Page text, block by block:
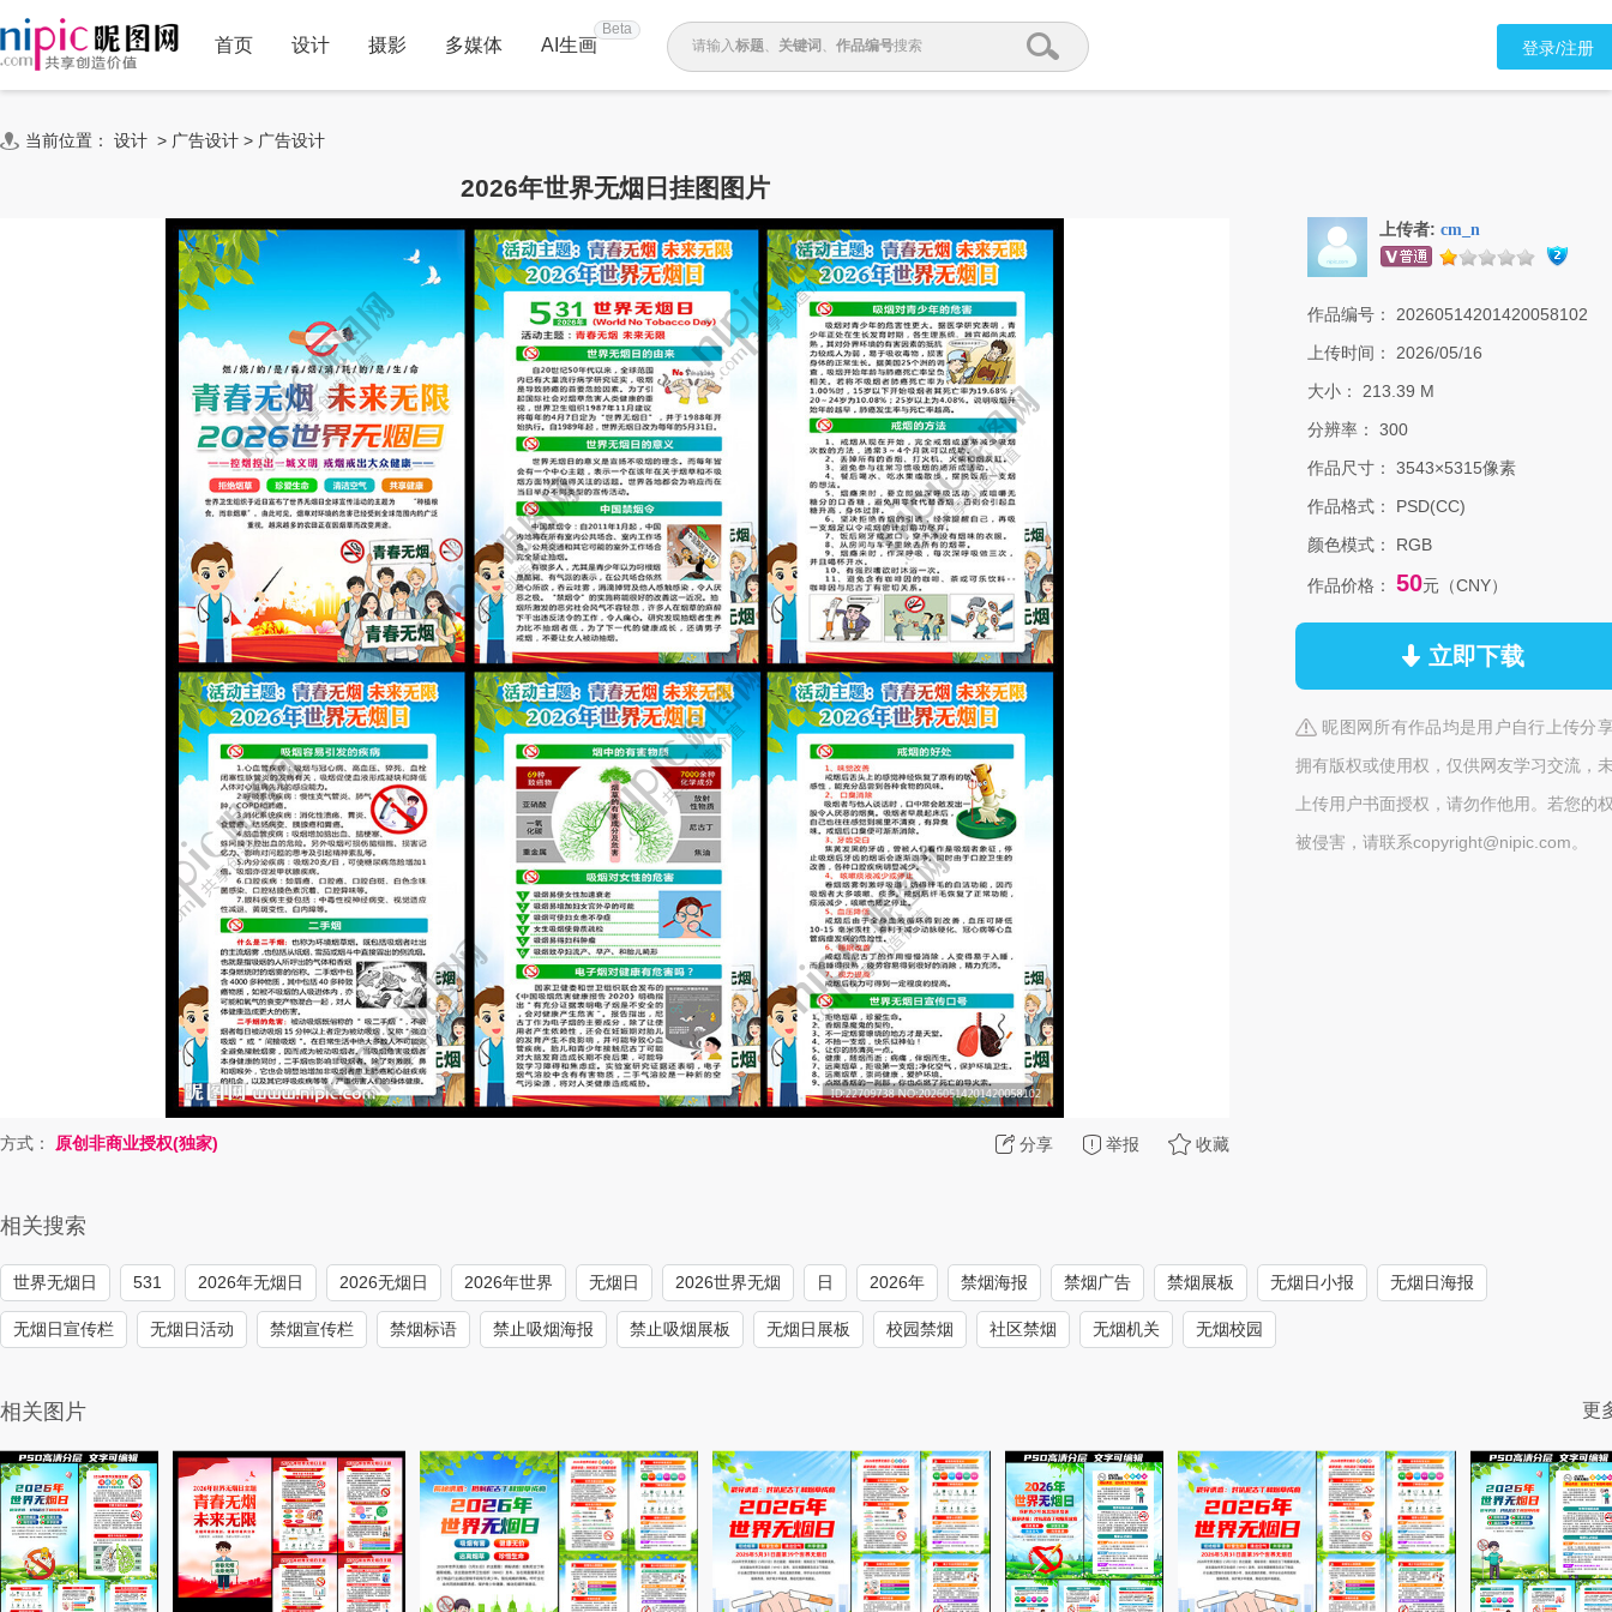
首页 设计 摄影 多媒体 AI生画
Beta
请输入标题、 关键词 、 作品编号搜索 登录/注册
当前位置： 设计 > 广告设计 > 广告设计
2026年世界无烟日挂图图片
分享 举报 收藏
方式： 原创非商业授权(独家)
上传者: cm_n
作品编号：
20260514201420058102
上传时间：
2026/05/16
大小：
213.39 M
分辨率：
300
作品尺寸：
3543×5315像素
作品格式：
PSD(CC)
颜色模式：
RGB
作品价格： 50元（CNY）
立即下载
昵图网所有作品均是用户自行上传分
拥有版权或使用权，仅供网友学习交流，
上传用户书面授权，请勿作他用。若您的
被侵害，请联系copyright@nipic.com。
相关搜索
世界无烟日 531 2026年无烟日 2026无烟日 2026年世界 无烟日 2026世界无烟 日 2026年 禁烟海报 禁烟广告 禁烟展板 无烟日小报 无烟日海报
无烟日宣传栏 无烟日活动 禁烟宣传栏 禁烟标语 禁止吸烟海报 禁止吸烟展板 无烟日展板 校园禁烟 社区禁烟 无烟机关 无烟校园
相关图片 更